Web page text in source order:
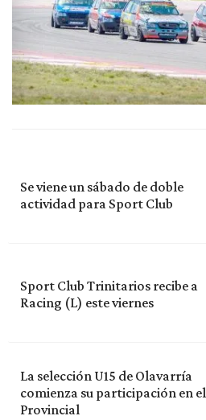
Se viene un sábado de doble
actividad para Sport Club
Sport Club Trinitarios recibe a
Racing (L) este viernes
La selección U15 de Olavarría
comienza su participación en el
Provincial